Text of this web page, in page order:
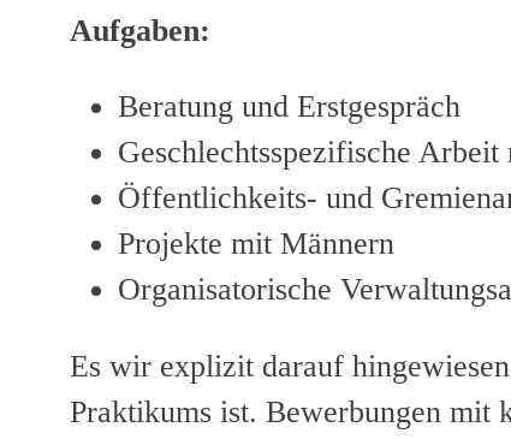
Aufgaben:
Beratung und Erstgespräch
Geschlechtsspezifische Arbeit
Öffentlichkeits- und
Projekte mit Männern
Organisatorische
Es wir explizit darauf
Praktikums ist. Bewerbungen mit